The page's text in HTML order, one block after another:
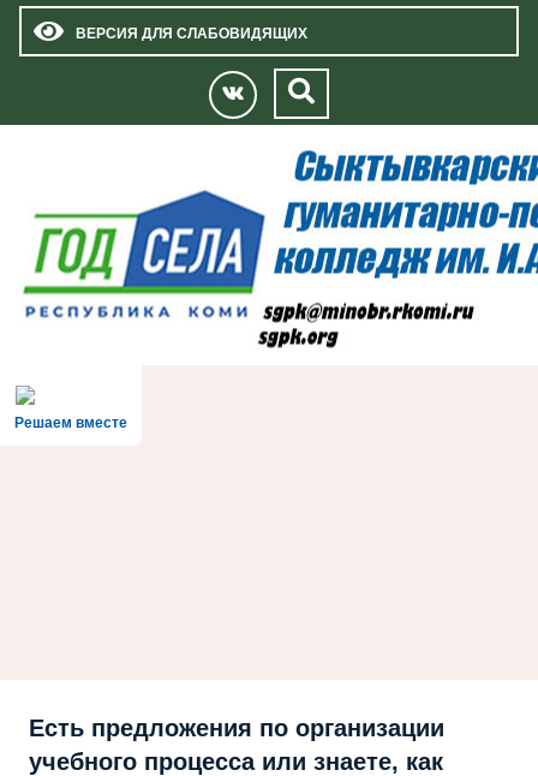
ВЕРСИЯ ДЛЯ СЛАБОВИДЯЩИХ
Решаем вместе
Есть предложения по организации
учебного процесса или знаете, как